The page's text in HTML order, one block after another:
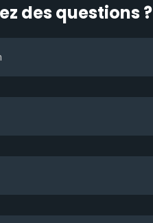
des questions ?